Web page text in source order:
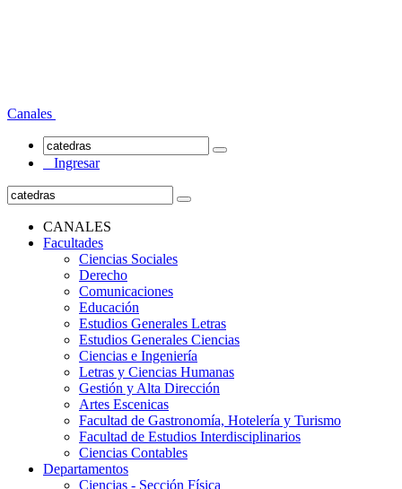
Canales
Ingresar
CANALES
Facultades
Ciencias Sociales
Derecho
Comunicaciones
Educación
Estudios Generales Letras
Estudios Generales Ciencias
Ciencias e Ingeniería
Letras y Ciencias Humanas
Gestión y Alta Dirección
Artes Escenicas
Facultad de Gastronomía, Hotelería y Turismo
Facultad de Estudios Interdisciplinarios
Ciencias Contables
Departamentos
Ciencias - Sección Física